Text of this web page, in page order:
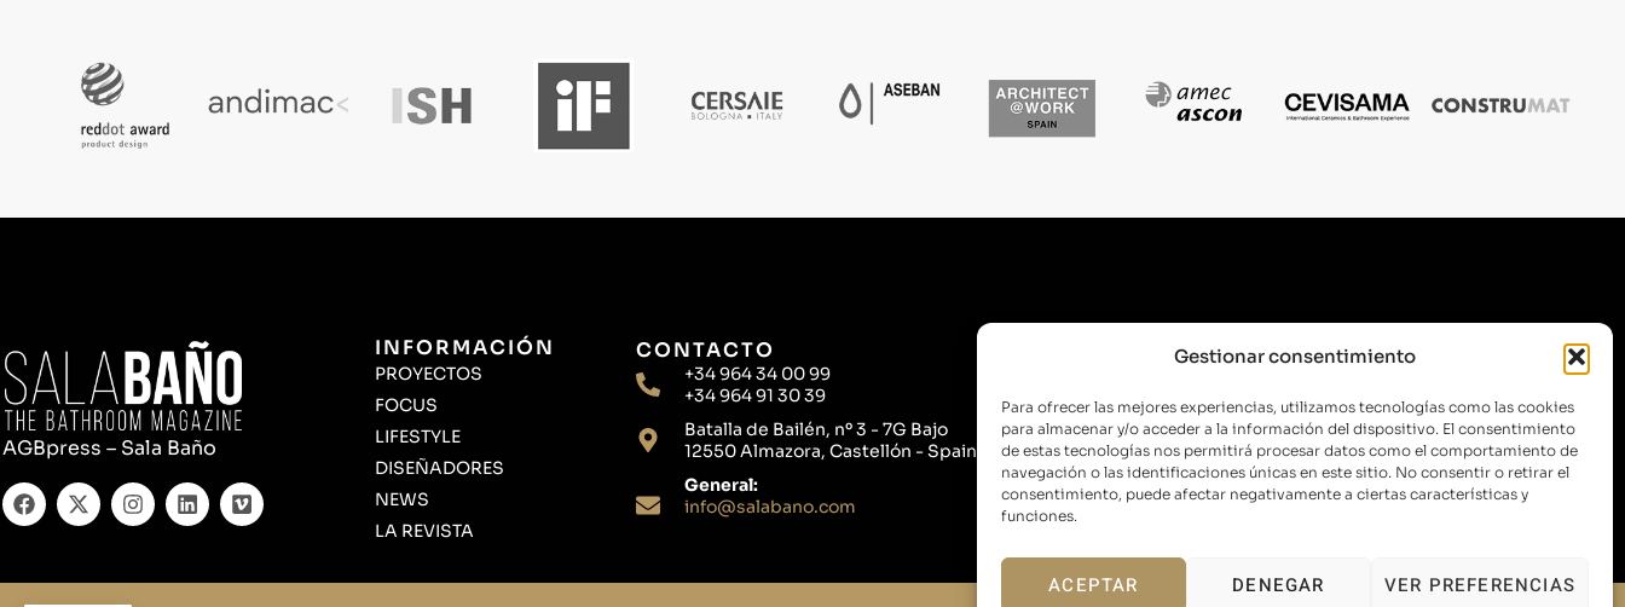
Gestionar consentimiento
Para ofrecer las mejores experiencias, utilizamos tecnologías como las cookies
para almacenar y/o acceder a la información del dispositivo. El consentimiento
de estas tecnologías nos permitirá procesar datos como el comportamiento de
navegación o las identificaciones únicas en este sitio. No consentir o retirar el
consentimiento, puede afectar negativamente a ciertas características y
funciones.
ACEPTAR DENEGAR VER PREFERENCIAS
AGBpress – Sala Baño
INFORMACIÓN
PROYECTOS
FOCUS
LIFESTYLE
DISEÑADORES
NEWS
LA REVISTA
CONTACTO
+34 964 34 00 99
+34 964 91 30 39
Batalla de Bailén, nº 3 - 7G Bajo
12550 Almazora, Castellón - Spain
General:
info@salabano.com
SUSCRÍBETE A NUESTRA
ENVIAR